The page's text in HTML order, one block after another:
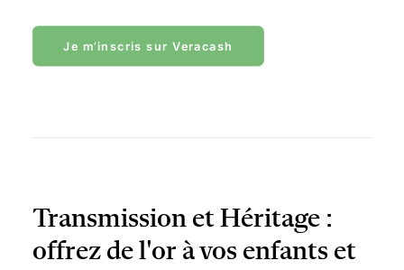
Je m’inscris sur Veracash
Transmission et Héritage :
offrez de l'or à vos enfants et